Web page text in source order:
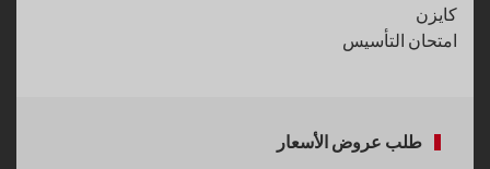
كايزن
امتحان التأسيس
طلب عروض الأسعار